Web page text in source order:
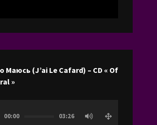
Маюсь (J’ai Le Cafard) – CD « Of
»
00:00 03:26